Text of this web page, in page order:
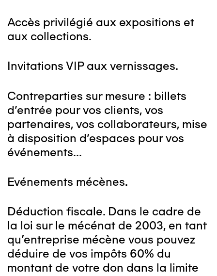
Accès privilégié aux expositions et
aux collections.
Invitations VIP aux vernissages.
Contreparties sur mesure : billets
d'entrée pour vos clients, vos
partenaires, vos collaborateurs, mise
à disposition d'espaces pour vos
événements...
Evénements mécènes.
Déduction fiscale. Dans le cadre de
la loi sur le mécénat de 2003, en tant
qu'entreprise mécène vous pouvez
déduire de vos impôts 60% du
montant de votre don dans la limite